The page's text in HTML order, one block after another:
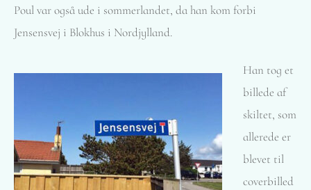
Poul var også ude i sommerlandet, da han kom forbi
Jensensvej i Blokhus i Nordjylland.
Han tog et
billede af
skiltet, som
allerede er
blevet til
coverbilled